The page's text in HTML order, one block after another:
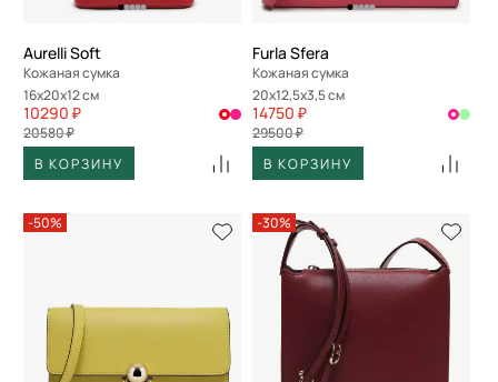
Aurelli Soft
Кожаная сумка
16x20x12 см
10290 ₽
20580 ₽
В КОРЗИНУ
Furla Sfera
Кожаная сумка
20x12,5x3,5 см
14750 ₽
29500 ₽
В КОРЗИНУ
-50% -30%